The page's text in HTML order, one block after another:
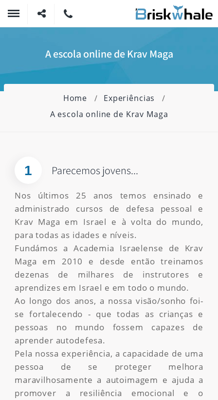
A escola online de Krav Maga
Home
Experiências
A escola online de Krav Maga
1 Parecemos jovens...
Nos últimos 25 anos temos ensinado e
administrado cursos de defesa pessoal e
Krav Maga em Israel e à volta do mundo,
para todas as idades e níveis.
Fundámos a Academia Israelense de Krav
Maga em 2010 e desde então treinamos
dezenas de milhares de instrutores e
aprendizes em Israel e em todo o mundo.
Ao longo dos anos, a nossa visão/sonho foi-
se fortalecendo - que todas as crianças e
pessoas no mundo fossem capazes de
aprender autodefesa.
Pela nossa experiência, a capacidade de uma
pessoa de se proteger melhora
maravilhosamente a autoimagem e ajuda a
promover a resiliência emocional e o